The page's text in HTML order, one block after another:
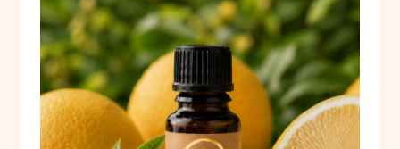
pokojná a v bezpečí.“
Použitie:
Difúzia:3–5 kvapiek do difuzéra alebo
aromalampy
Inhalácia:
1–2 kvapky na vreckovku alebo